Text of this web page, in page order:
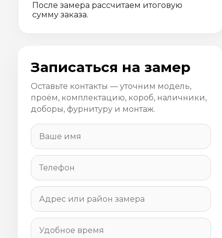
После замера рассчитаем итоговую
сумму заказа.
Записаться на замер
Оставьте контакты — уточним модель,
проём, комплектацию, короб, наличники,
доборы, фурнитуру и монтаж.